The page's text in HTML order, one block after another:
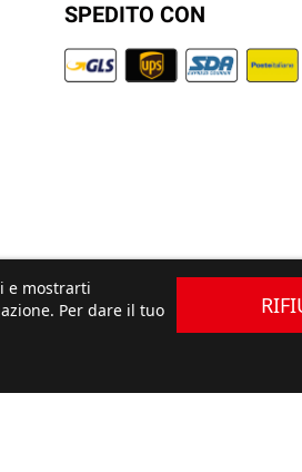
SPEDITO CON
e mostrarti
Per dare il tuo